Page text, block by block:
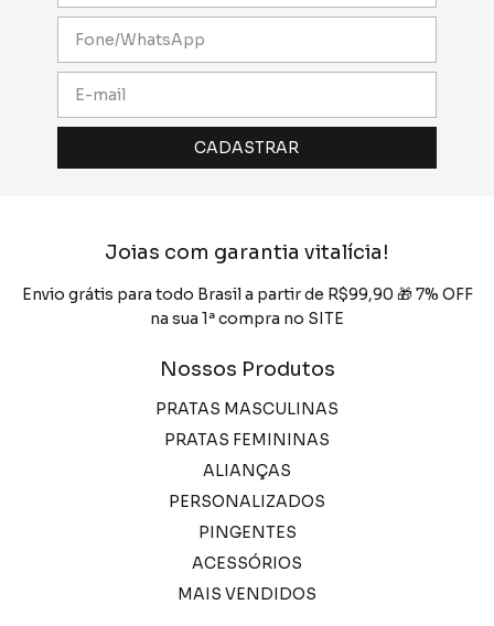
Joias com garantia vitalícia!
Envio grátis para todo Brasil a partir de R$99,90 🎁 7% OFF
na sua 1ª compra no SITE
Nossos Produtos
PRATAS MASCULINAS
PRATAS FEMININAS
ALIANÇAS
PERSONALIZADOS
PINGENTES
ACESSÓRIOS
MAIS VENDIDOS